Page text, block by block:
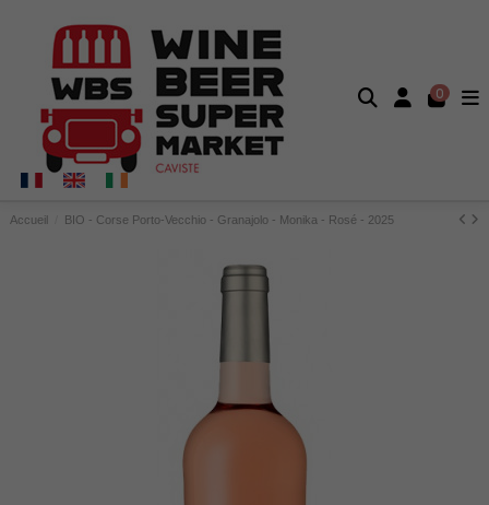
0
Accueil BIO - Corse Porto-Vecchio - Granajolo - Monika - Rosé - 2025